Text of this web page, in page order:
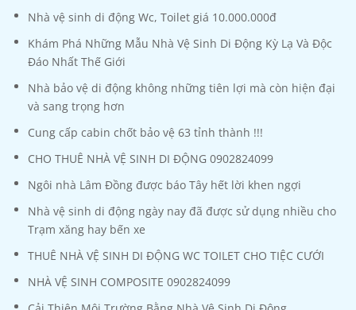
Nhà vệ sinh di động Wc, Toilet giá 10.000.000đ
Khám Phá Những Mẫu Nhà Vệ Sinh Di Động Kỳ Lạ Và Độc
Đáo Nhất Thế Giới
Nhà bảo vệ di động không những tiên lợi mà còn hiện đại
và sang trọng hơn
Cung cấp cabin chốt bảo vệ 63 tỉnh thành !!!
CHO THUÊ NHÀ VỆ SINH DI ĐỘNG 0902824099
Ngôi nhà Lâm Đồng được báo Tây hết lời khen ngợi
Nhà vệ sinh di động ngày nay đã được sử dụng nhiều cho
Trạm xăng hay bến xe
THUÊ NHÀ VỆ SINH DI ĐỘNG WC TOILET CHO TIỆC CƯỚI
NHÀ VỆ SINH COMPOSITE 0902824099